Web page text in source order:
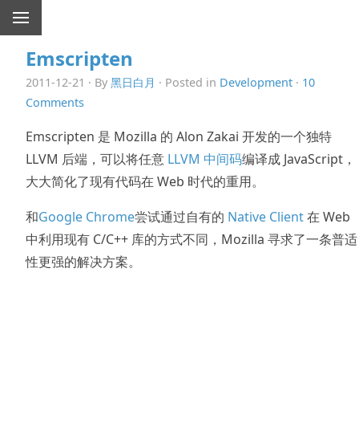
Emscripten
2011-12-21 · By 黑日白月 · Posted in Development · 10
Comments
Emscripten 是 Mozilla 的 Alon Zakai 开发的一个独特
LLVM 后端，可以将任意 LLVM 中间码编译成 JavaScript，
大大简化了现有代码在 Web 时代的重用。
和Google Chrome尝试通过自有的 Native Client在 Web
中利用现有 C/C++ 库的方式不同，Mozilla 寻求了一条普适
性更强的解决方案。